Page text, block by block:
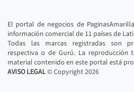
El portal de negocios de
información comercial de 11 países de
Todas las marcas registradas son
respectiva o de Gurú. La
material contenido en este portal está
AVISO LEGAL© Copyright2026